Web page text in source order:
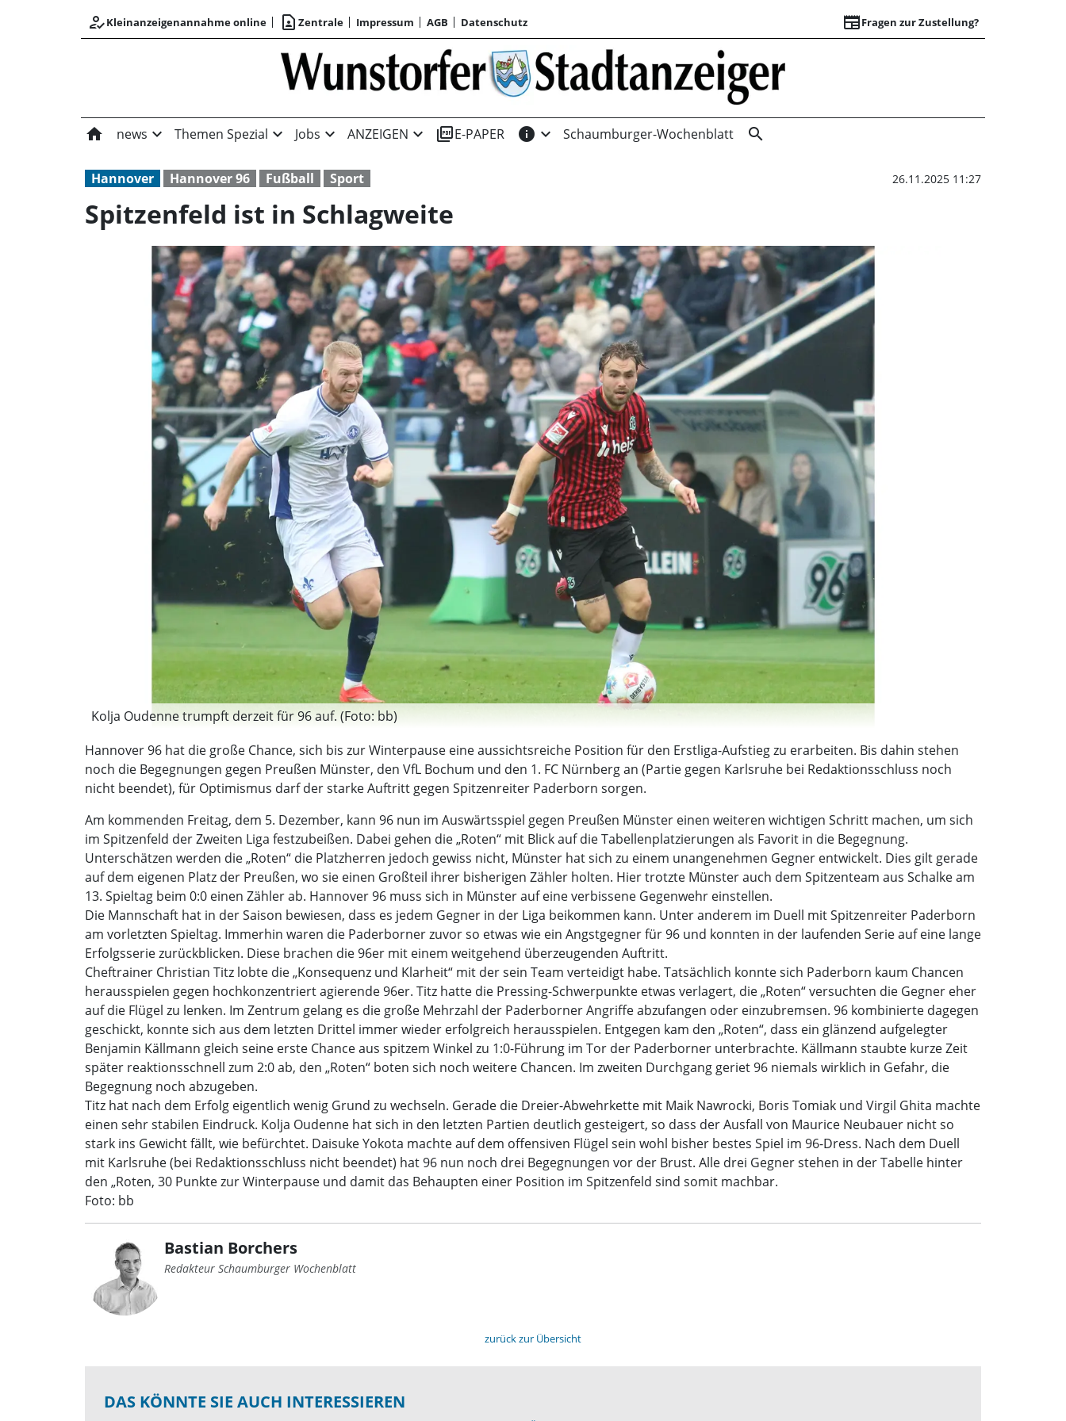
how_to_regKleinanzeigenannahme online contact_page Zentrale Impressum AGB Datenschutz newspaperFragen zur Zustellung?
Spitzenfeld ist in
home news expand_more Themen Spezial expand_more Jobs expand_more ANZEIGEN expand_more picture_as_pdfE-PAPER info expand_more Schaumburger-Wochenblatt search
Hannover Hannover 96 Fußball Sport 26.11.2025 11:27
Spitzenfeld ist in Schlagweite
Kolja Oudenne trumpft derzeit für 96 auf. (Foto: bb)
Hannover 96 hat die große Chance, sich bis zur Winterpause eine aussichtsreiche Position für den Erstliga-Aufstieg zu erarbeiten. Bis dahin stehen
noch die Begegnungen gegen Preußen Münster, den VfL Bochum und den 1. FC Nürnberg an (Partie gegen Karlsruhe bei Redaktionsschluss noch
nicht beendet), für Optimismus darf der starke Auftritt gegen Spitzenreiter Paderborn sorgen.
Am kommenden Freitag, dem 5. Dezember, kann 96 nun im Auswärtsspiel gegen Preußen Münster einen weiteren wichtigen Schritt machen, um sich
im Spitzenfeld der Zweiten Liga festzubeißen. Dabei gehen die „Roten“ mit Blick auf die Tabellenplatzierungen als Favorit in die Begegnung.
Unterschätzen werden die „Roten“ die Platzherren jedoch gewiss nicht, Münster hat sich zu einem unangenehmen Gegner entwickelt. Dies gilt gerade
auf dem eigenen Platz der Preußen, wo sie einen Großteil ihrer bisherigen Zähler holten. Hier trotzte Münster auch dem Spitzenteam aus Schalke am
13. Spieltag beim 0:0 einen Zähler ab. Hannover 96 muss sich in Münster auf eine verbissene Gegenwehr einstellen.
Die Mannschaft hat in der Saison bewiesen, dass es jedem Gegner in der Liga beikommen kann. Unter anderem im Duell mit Spitzenreiter Paderborn
am vorletzten Spieltag. Immerhin waren die Paderborner zuvor so etwas wie ein Angstgegner für 96 und konnten in der laufenden Serie auf eine lange
Erfolgsserie zurückblicken. Diese brachen die 96er mit einem weitgehend überzeugenden Auftritt.
Cheftrainer Christian Titz lobte die „Konsequenz und Klarheit“ mit der sein Team verteidigt habe. Tatsächlich konnte sich Paderborn kaum Chancen
herausspielen gegen hochkonzentriert agierende 96er. Titz hatte die Pressing-Schwerpunkte etwas verlagert, die „Roten“ versuchten die Gegner eher
auf die Flügel zu lenken. Im Zentrum gelang es die große Mehrzahl der Paderborner Angriffe abzufangen oder einzubremsen. 96 kombinierte dagegen
geschickt, konnte sich aus dem letzten Drittel immer wieder erfolgreich herausspielen. Entgegen kam den „Roten“, dass ein glänzend aufgelegter
Benjamin Källmann gleich seine erste Chance aus spitzem Winkel zu 1:0-Führung im Tor der Paderborner unterbrachte. Källmann staubte kurze Zeit
später reaktionsschnell zum 2:0 ab, den „Roten“ boten sich noch weitere Chancen. Im zweiten Durchgang geriet 96 niemals wirklich in Gefahr, die
Begegnung noch abzugeben.
Titz hat nach dem Erfolg eigentlich wenig Grund zu wechseln. Gerade die Dreier-Abwehrkette mit Maik Nawrocki, Boris Tomiak und Virgil Ghita machte
einen sehr stabilen Eindruck. Kolja Oudenne hat sich in den letzten Partien deutlich gesteigert, so dass der Ausfall von Maurice Neubauer nicht so
stark ins Gewicht fällt, wie befürchtet. Daisuke Yokota machte auf dem offensiven Flügel sein wohl bisher bestes Spiel im 96-Dress. Nach dem Duell
mit Karlsruhe (bei Redaktionsschluss nicht beendet) hat 96 nun noch drei Begegnungen vor der Brust. Alle drei Gegner stehen in der Tabelle hinter
den „Roten, 30 Punkte zur Winterpause und damit das Behaupten einer Position im Spitzenfeld sind somit machbar.
Foto: bb
Bastian Borchers
Redakteur Schaumburger Wochenblatt
zurück zur Übersicht
DAS KÖNNTE SIE AUCH INTERESSIEREN